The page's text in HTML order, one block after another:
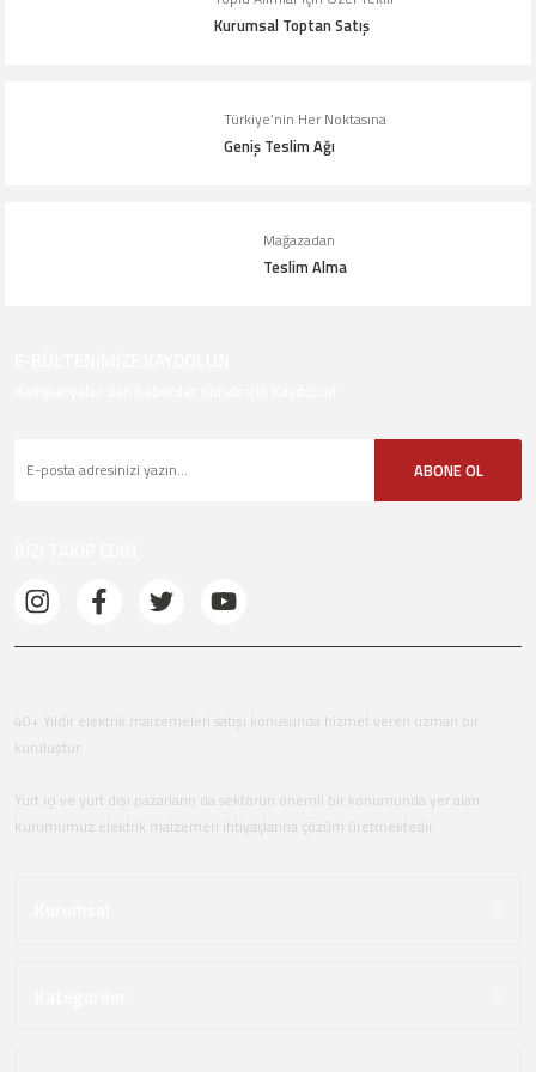
Kurumsal Toptan Satış
Türkiye’nin Her Noktasına
Geniş Teslim Ağı
Mağazadan
Teslim Alma
ABONE OL
40+ Yıldır elektrik malzemeleri satışı konusunda hizmet veren uzman bir
kuruluştur.
Yurt içi ve yurt dışı pazarların da sektörün önemli bir konumunda yer alan
Kurumumuz elektrik malzemeri ihtiyaçlarına çözüm üretmektedir.